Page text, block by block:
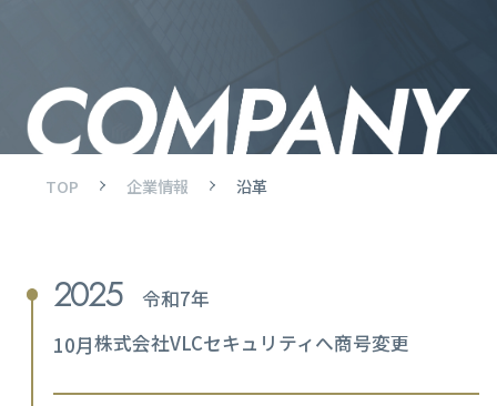
TOP 企業情報 沿革
2025
令和7年
10月株式会社VLCセキュリティへ商号変更